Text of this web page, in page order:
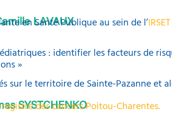
LAVAUX
en Santé Publique au sein de l’
: identifier les facteurs de
»
sur le territoire de Sainte-Pazanne et
SYSTCHENKO
des cancers Poitou-Charentes.